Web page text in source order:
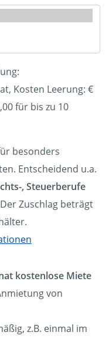
Kosten Leerung: €
für bis zu 10
besonders
Entscheidend u.a.
, Steuerberufe
Zuschlag beträgt
kostenlose Miete
von
z.B. einmal im